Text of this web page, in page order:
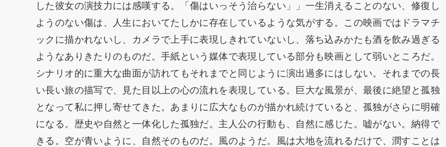
した彼女の演技力には感嘆する。「傷はいっそう治らない」」一生消えることのない、修復し
ようのない傷は、人生においてたしかに存在しているような気がする。この映画ではドラマチ
ックに描かれないし、カメラで上手に表現しきれていないし、落ち込みかたも酒を飲み過ぎる
ようなありきたりのものだ。手紙という媒体で表現している部分も映画として弱いところだ。
シナリオ的に重大な曲面が訪れてもそれまでと同じように演出過多にはしない。それまでの長
い長い旅の描写で、見た目以上の心の流れを表現している。巨大な風景が、最後に絶望と孤独
となって私に押し寄せてきた。あまりに広大なものが描かれ続けていると、孤独がさらに明確
になる。歴史や自然と一体化した孤独だ。主人公の行動も、自然に感じた。嘘がない。納得で
きる。空が青いように、自然そのものだ。風のようだ。風は大地を流れるだけで、潤すことは